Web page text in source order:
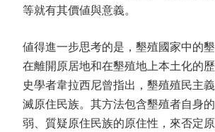
等就有其價値與意義。
値得進一步思考的是，墾殖國家中的
在離開原居地和在墾殖地上本土化的
史學者韋拉西尼曾指出，墾殖殖民主
滅原住民族。其方法包含墾殖者自身
弱、質疑原住民族的原住性，來否定